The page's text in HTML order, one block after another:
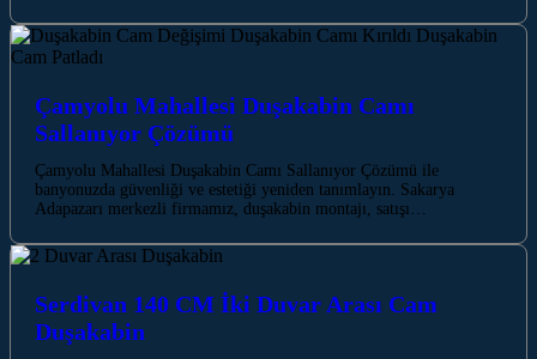
Çamyolu Mahallesi Duşakabin Camı
Sallanıyor Çözümü
Çamyolu Mahallesi Duşakabin Camı Sallanıyor Çözümü ile
banyonuzda güvenliği ve estetiği yeniden tanımlayın. Sakarya
Adapazarı merkezli firmamız, duşakabin montajı, satışı…
Serdivan 140 CM İki Duvar Arası Cam
Duşakabin